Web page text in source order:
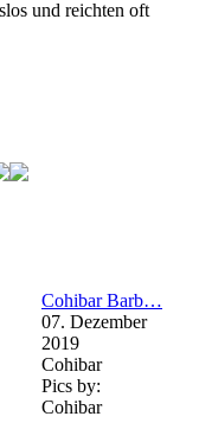
und reichten oft
Cohibar Barb…
07. Dezember
2019
Cohibar
Pics by:
Cohibar